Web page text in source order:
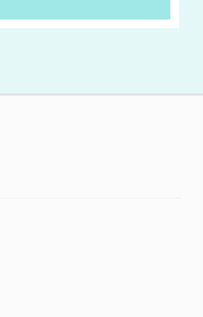
συμβούλια για την
προσέγγιση κάθε